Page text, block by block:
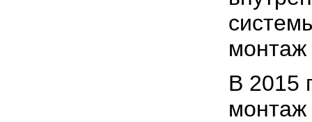
монтаж
В 2015
монтаж